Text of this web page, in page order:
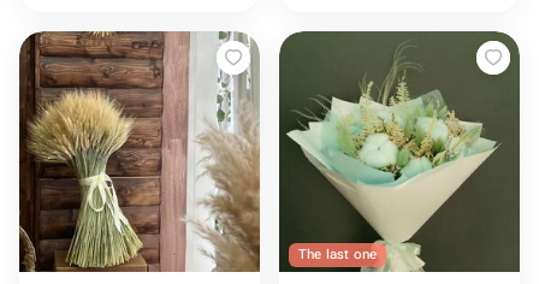
The last one